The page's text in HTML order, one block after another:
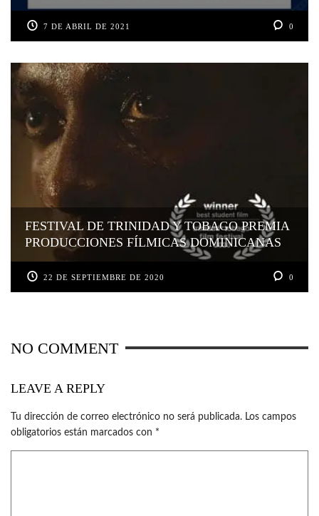
7 DE ABRIL DE 2021 0
FESTIVAL DE TRINIDAD Y TOBAGO PREMIA
PRODUCCIONES FÍLMICAS DOMINICANAS
22 DE SEPTIEMBRE DE 2020 0
NO COMMENT
LEAVE A REPLY
Tu dirección de correo electrónico no será publicada. Los campos
obligatorios están marcados con *